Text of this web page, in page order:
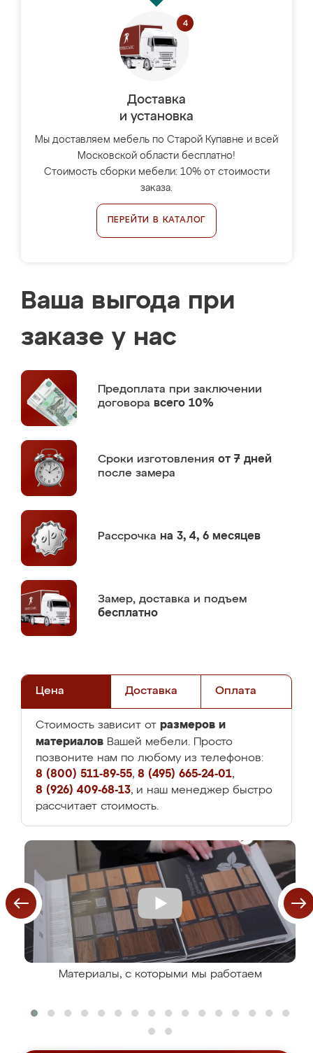
Доставка
и установка
Мы доставляем мебель по Старой Купавне и всей
Московской области бесплатно!
Стоимость сборки мебели: 10% от стоимости
заказа.
ПЕРЕЙТИ В КАТАЛОГ
Ваша выгода при
заказе у нас
Предоплата при заключении
договора всего 10%
Сроки изготовления от 7 дней
после замера
Рассрочка на 3, 4, 6 месяцев
Замер, доставка и подъем
бесплатно
Цена Доставка Оплата
Стоимость зависит от размеров и
материалов Вашей мебели. Просто
позвоните нам по любому из телефонов:
8 (800) 511-89-55, 8 (495) 665-24-01,
8 (926) 409-68-13, и наш менеджер быстро
рассчитает стоимость.
Материалы, с которыми мы работаем